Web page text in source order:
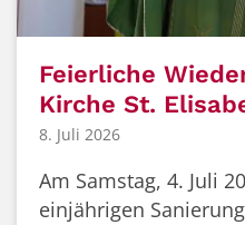
Feierliche
Kirche St.
8. Juli 2026
Am Samstag, 4. Juli
einjährigen